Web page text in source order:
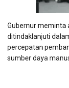
Gubernur meminta
ditindaklanjuti
percepatan
sumber daya